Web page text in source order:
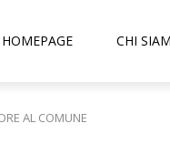
HOMEPAGE CHI
AL COMUNE